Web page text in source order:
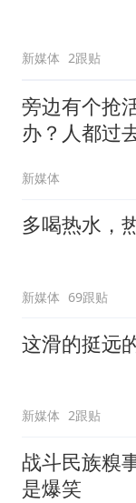
新媒体 2跟贴
旁边有个抢
办？人都过
新媒体
多喝热水，
新媒体 69跟贴
这滑的挺远
新媒体 2跟贴
战斗民族糗
是爆笑